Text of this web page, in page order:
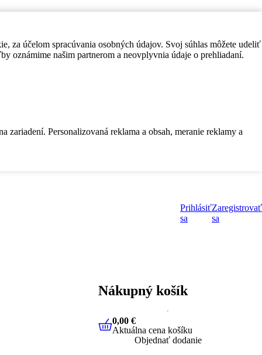
za účelom spracúvania osobných údajov. Svoj súhlas môžete udeliť
oznámime našim partnerom a neovplyvnia údaje o prehliadaní.
Personalizovaná reklama a obsah, meranie reklamy a
Prihlásiť
sa
Zaregistrovať
sa
Nákupný košík
0,00 €Aktuálna cena košíku
0,00 €
Aktuálna cena košíku
Objednať dodanie